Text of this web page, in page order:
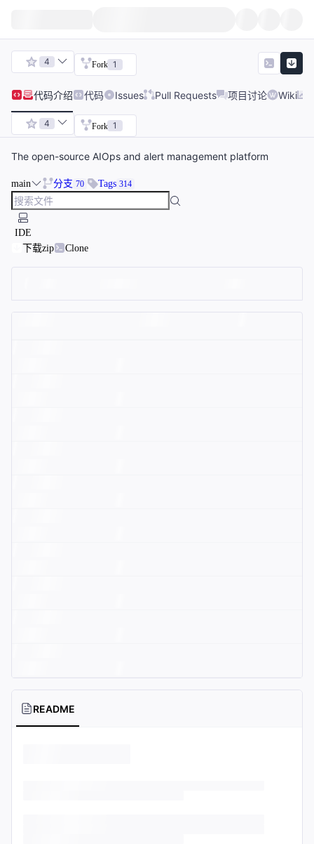
4 Fork 1
代码介绍 代码 Issues Pull Requests 项目讨论 Wiki
4 Fork 1
The open-source AIOps and alert management platform
main 分支 70 Tags 314
IDE
下载zip
Clone
README